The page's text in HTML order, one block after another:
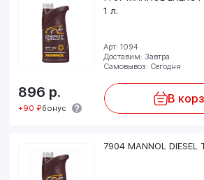
1 л.
Арт: 1094
Доставим: Завтра
Самовывоз: Сегодня
896 р.
+90 ₽бонус
В
7904 MANNOL DIESEL